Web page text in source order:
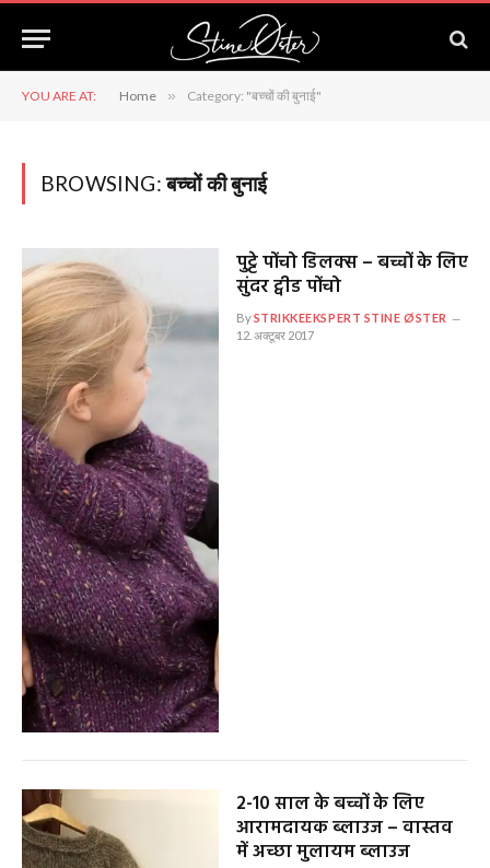
YOU ARE AT: Home » Category: "बच्चों की बुनाई"
BROWSING:बच्चों की बुनाई
पुट्टे पोंचो डिलक्स – बच्चों के लिए
सुंदर ट्वीड पोंचो
BySTRIKKEEKSPERT STINE ØSTER
12. अक्टूबर 2017
2-10 साल के बच्चों के लिए
आरामदायक ब्लाउज – वास्तव
में अच्छा मुलायम ब्लाउज